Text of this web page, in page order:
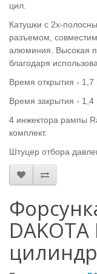
цил.
Катушки с 2х-
разъемом,
алюминия. Высокая
благодаря
Время открытия - 1,7
Время закрытия - 1,4
4 инжектора рампы
комплект.
Штуцер отбора
DAKOTA